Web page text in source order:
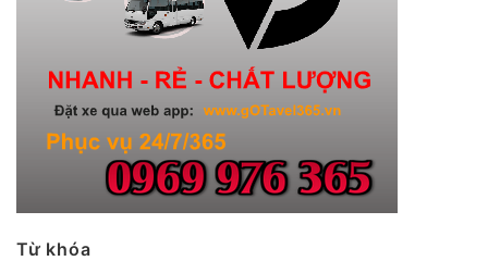
Từ khóa